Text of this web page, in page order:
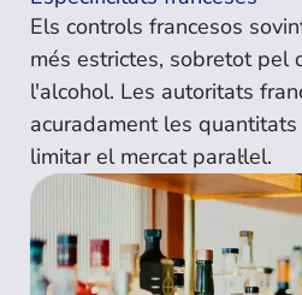
Els controls francesos
més estrictes, sobretot pel
l'alcohol. Les autoritats
acuradament les
limitar el mercat paral·lel.